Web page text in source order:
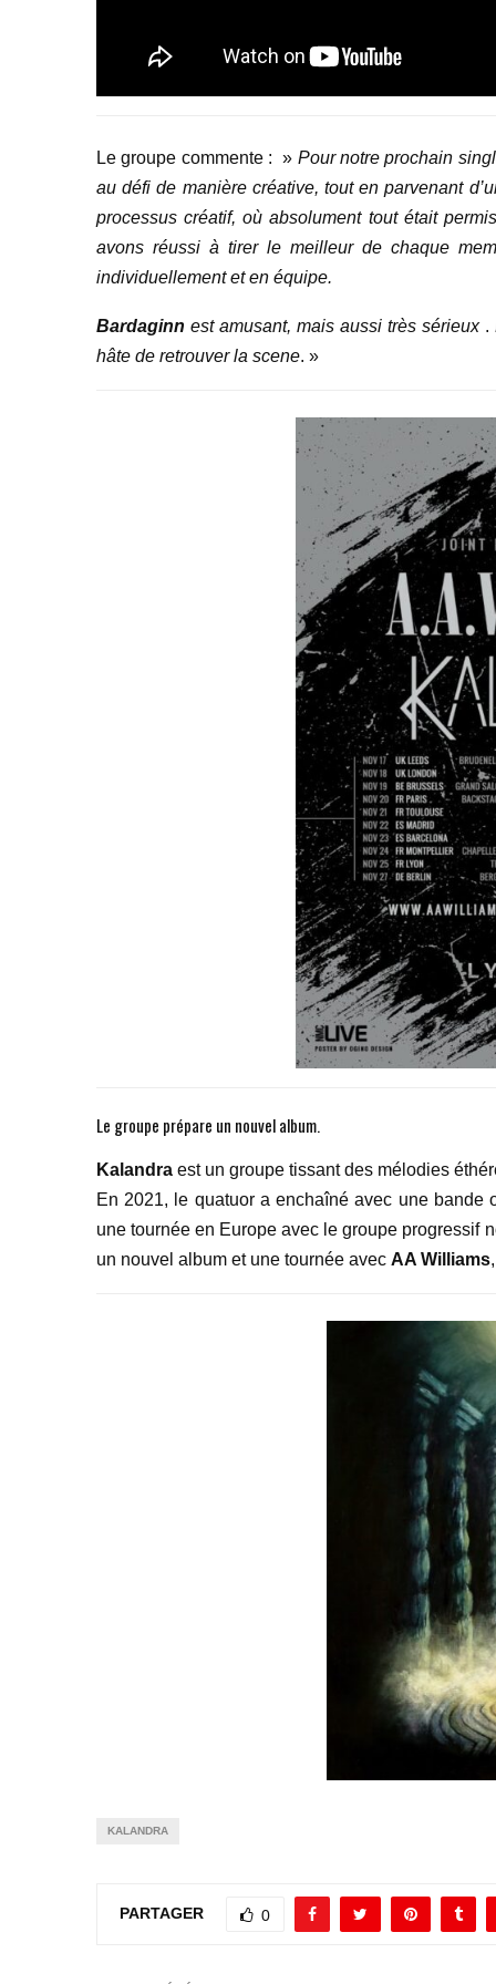
Le groupe commente : » Pour notre prochain
au défi de manière créative, tout en parvenant
processus créatif, où absolument tout était
avons réussi à tirer le meilleur de chaque
individuellement et en équipe.
Bardaginn est amusant, mais aussi très sérieux.
hâte de retrouver la scene. »
Le groupe prépare un nouvel album.
Kalandra est un groupe tissant des mélodies
En 2021, le quatuor a enchaîné avec une
une tournée en Europe avec le groupe progressif
un nouvel album et une tournée avec AA Williams
KALANDRA
PARTAGER 0